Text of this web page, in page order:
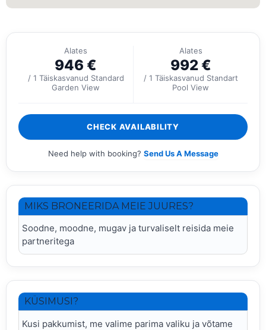
Alates
946 €
/ 1 Täiskasvanud Standard
Garden View
Alates
992 €
/ 1 Täiskasvanud Standart
Pool View
CHECK AVAILABILITY
Need help with booking? Send Us A Message
MIKS BRONEERIDA MEIE JUURES?
Soodne, moodne, mugav ja turvaliselt reisida meie
partneritega
KÜSIMUSI?
Kusi pakkumist, me valime parima valiku ja võtame